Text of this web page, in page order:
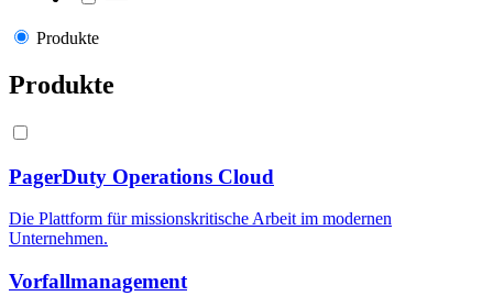
Produkte
Produkte
PagerDuty Operations Cloud
Die Plattform für missionskritische Arbeit im modernen
Unternehmen.
Vorfallmanagement